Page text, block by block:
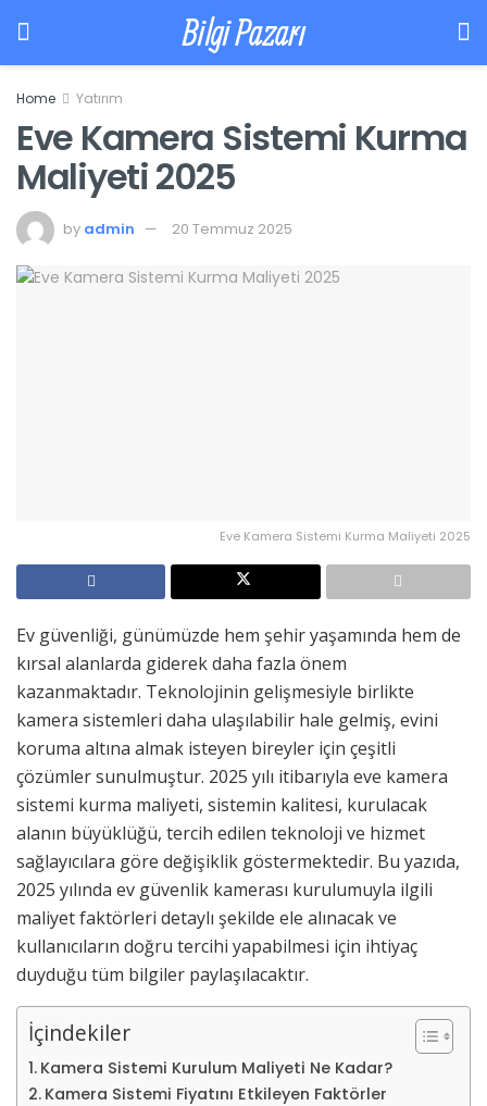
Bilgi Pazarı
Home Yatırım
Eve Kamera Sistemi Kurma
Maliyeti 2025
by admin 20 Temmuz 2025
Eve Kamera Sistemi Kurma Maliyeti 2025
Ev güvenliği, günümüzde hem şehir yaşamında hem de
kırsal alanlarda giderek daha fazla önem
kazanmaktadır. Teknolojinin gelişmesiyle birlikte
kamera sistemleri daha ulaşılabilir hale gelmiş, evini
koruma altına almak isteyen bireyler için çeşitli
çözümler sunulmuştur. 2025 yılı itibarıyla eve kamera
sistemi kurma maliyeti, sistemin kalitesi, kurulacak
alanın büyüklüğü, tercih edilen teknoloji ve hizmet
sağlayıcılara göre değişiklik göstermektedir. Bu yazıda,
2025 yılında ev güvenlik kamerası kurulumuyla ilgili
maliyet faktörleri detaylı şekilde ele alınacak ve
kullanıcıların doğru tercihi yapabilmesi için ihtiyaç
duyduğu tüm bilgiler paylaşılacaktır.
İçindekiler
Kamera Sistemi Kurulum Maliyeti Ne Kadar?
Kamera Sistemi Fiyatını Etkileyen Faktörler